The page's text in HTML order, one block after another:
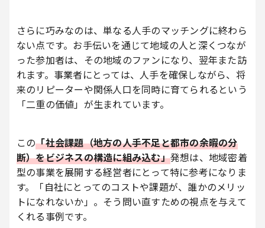
さらに巧みなのは、単なる人手のマッチングに終わら
ない点です。お手伝いを通じて地域の人と深くつなが
った参加者は、その地域のファンになり、翌年また訪
れます。事業者にとっては、人手を確保しながら、将
来のリピーターや関係人口を同時に育てられるという
「二重の価値」が生まれています。
この「社会課題（地方の人手不足と都市の余暇の分
断）をビジネスの構造に組み込む」発想は、地域密着
型の事業を展開する経営者にとって特に参考になりま
す。「自社にとってのコストや課題が、誰かのメリッ
トになれないか」。そう問い直すための視点を与えて
くれる事例です。